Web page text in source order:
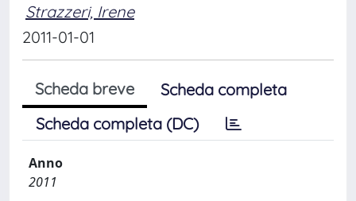
Strazzeri, Irene
2011-01-01
Scheda breve
Scheda completa
Scheda completa (DC)
Anno
2011